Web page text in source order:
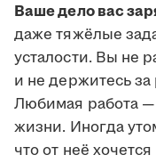
Ваше дело вас
даже тяжёлые
усталости. Вы не
и не держитесь за
Любимая работа —
жизни. Иногда
что от неё